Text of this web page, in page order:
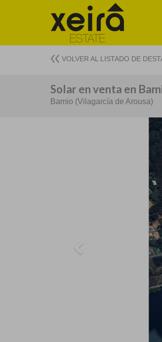
VOLVER AL LISTADO DE
Solar en venta en
Bamio (Vilagarcía de Arousa)